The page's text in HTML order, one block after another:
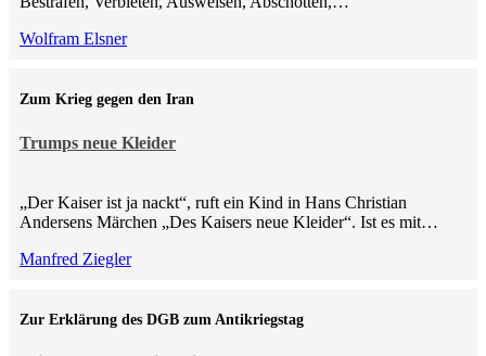
Wolfram Elsner
Trumps neue Kleider
Zum Krieg gegen den Iran
„Der Kaiser ist ja nackt“, ruft ein Kind in Hans Christian
Andersens Märchen „Des Kaisers neue Kleider“. Ist es mit…
Manfred Ziegler
Zur Erklärung des DGB zum Antikriegstag